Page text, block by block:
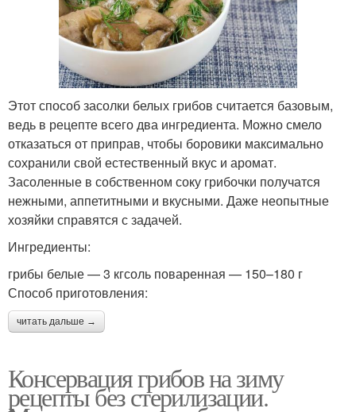
Этот способ засолки белых грибов считается базовым,
ведь в рецепте всего два ингредиента. Можно смело
отказаться от приправ, чтобы боровики максимально
сохранили свой естественный вкус и аромат.
Засоленные в собственном соку грибочки получатся
нежными, аппетитными и вкусными. Даже неопытные
хозяйки справятся с задачей.
Ингредиенты:
грибы белые — 3 кгсоль поваренная — 150–180 г
Способ приготовления:
читать дальше →
Консервация грибов на зиму
рецепты без стерилизации.